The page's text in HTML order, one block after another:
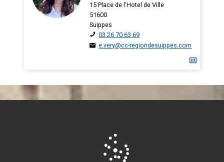
15 Place de l'Hotel de Ville
51600
Suippes
03 26 70 63 69
e.very@cc-regiondesuippes.com